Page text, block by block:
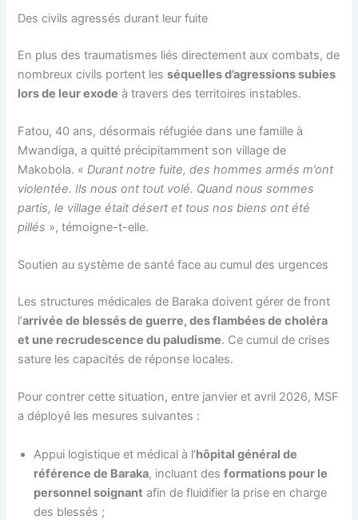
Des civils agressés durant leur fuite
En plus des traumatismes liés directement aux combats, de
nombreux civils portent lesséquelles d’agressions subies
lors de leur exode à travers des territoires instables.
Fatou, 40 ans, désormais réfugiée dans une famille à
Mwandiga, a quitté précipitamment son village de
Makobola. «Durant notre fuite, des hommes armés m’ont
violentée. Ils nous ont tout volé. Quand nous sommes
partis, le village était désert et tous nos biens ont été
pillés », témoigne-t-elle.
Soutien au système de santé face au cumul des urgences
Les structures médicales de Baraka doivent gérer de front
l’arrivée de blessés de guerre, des flambées de choléra
et une recrudescence du paludisme. Ce cumul de crises
sature les capacités de réponse locales.
Pour contrer cette situation, entre janvier et avril 2026, MSF
a déployé les mesures suivantes :
Appui logistique et médical à l’hôpital général de
référence de Baraka, incluant desformations pour le
personnel soignant afin de fluidifier la prise en charge
des blessés ;